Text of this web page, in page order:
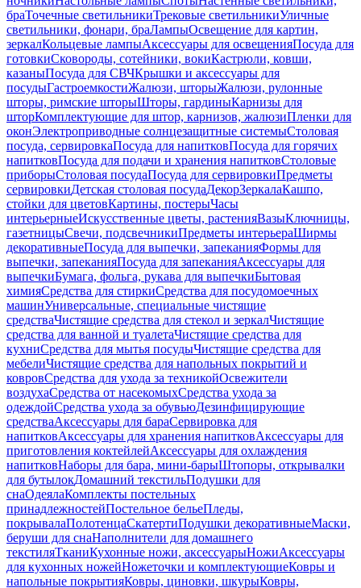
браТочечные светильникиТрековые светильникиУличные
светильники, фонари, браЛампыОсвещение для картин,
зеркалКольцевые лампыАксессуары для освещенияПосуда для
готовкиСковороды, сотейники, вокиКастрюли, ковши,
казаныПосуда для СВЧКрышки и аксессуары для
посудыГастроемкостиЖалюзи, шторыЖалюзи, рулонные
шторы, римские шторыШторы, гардиныКарнизы для
шторКомплектующие для штор, карнизов, жалюзиПленки для
оконЭлектроприводные солнцезащитные системыСтоловая
посуда, сервировкаПосуда для напитковПосуда для горячих
напитковПосуда для подачи и хранения напитковСтоловые
приборыСтоловая посудаПосуда для сервировкиПредметы
сервировкиДетская столовая посудаДекорЗеркалаКашпо,
стойки для цветовКартины, постерыЧасы
интерьерныеИскусственные цветы, растенияВазыКлючницы,
газетницыСвечи, подсвечникиПредметы интерьераШирмы
декоративныеПосуда для выпечки, запеканияФормы для
выпечки, запеканияПосуда для запеканияАксессуары для
выпечкиБумага, фольга, рукава для выпечкиБытовая
химияСредства для стиркиСредства для посудомоечных
машинУниверсальные, специальные чистящие
средстваЧистящие средства для стекол и зеркалЧистящие
средства для ванной и туалетаЧистящие средства для
кухниСредства для мытья посудыЧистящие средства для
мебелиЧистящие средства для напольных покрытий и
ковровСредства для ухода за техникойОсвежители
воздухаСредства от насекомыхСредства ухода за
одеждойСредства ухода за обувьюДезинфицирующие
средстваАксессуары для бараСервировка для
напитковАксессуары для хранения напитковАксессуары для
приготовления коктейлейАксессуары для охлаждения
напитковНаборы для бара, мини-барыШтопоры, открывалки
для бутылокДомашний текстильПодушки для
снаОдеялаКомплекты постельных
принадлежностейПостельное бельеПледы,
покрывалаПолотенцаСкатертиПодушки декоративныеМаски,
беруши для снаНаполнители для домашнего
текстиляТканиКухонные ножи, аксессуарыНожиАксессуары
для кухонных ножейНожеточки и комплектующиеКовры и
напольные покрытияКовры, циновки, шкурыКовры,